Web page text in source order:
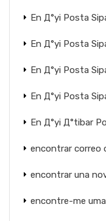
En Д°yi Posta
En Д°yi Posta
En Д°yi Posta
En Д°yi Posta
En Д°yi Д°tibar
encontrar correo
encontrar una
encontre-me